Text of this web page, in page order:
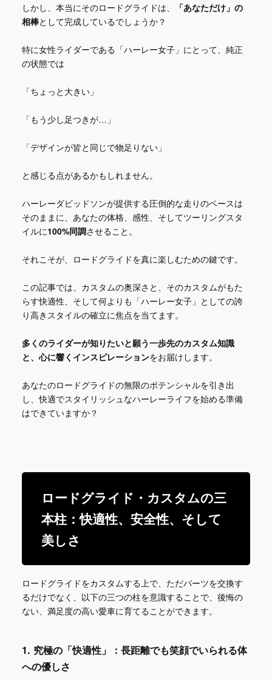
しかし、本当にそのロードグライドは、
「あなただけ」の
相棒として完成しているでしょうか？
特に女性ライダーである「ハーレー女子」にとって、純正
の状態では
「ちょっと大きい」
「もう少し足つきが…」
「デザインが皆と同じで物足りない」
と感じる点があるかもしれません。
ハーレーダビッドソンが提供する圧倒的な走りのベースは
そのままに、あなたの体格、感性、そしてツーリングスタ
イルに100%同調させること。
それこそが、ロードグライドを真に楽しむための鍵です。
この記事では、カスタムの奥深さと、そのカスタムがもた
らす快適性、そして何よりも「ハーレー女子」としての誇
り高きスタイルの確立に焦点を当てます。
多くのライダーが知りたいと願う一歩先のカスタム知識
と、心に響くインスピレーションをお届けします。
あなたのロードグライドの無限のポテンシャルを引き出
し、快適でスタイリッシュなハーレーライフを始める準備
はできていますか？
ロードグライド・カスタムの三
本柱：快適性、安全性、そして
美しさ
ロードグライドをカスタムする上で、ただパーツを交換す
るだけでなく、以下の三つの柱を意識することで、後悔の
ない、満足度の高い愛車に育てることができます。
1. 究極の「快適性」：長距離でも笑顔でいられる体
への優しさ